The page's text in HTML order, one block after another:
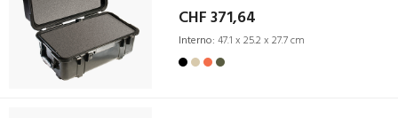
CHF 371,64
Interno: 47.1 x 25.2 x 27.7 cm